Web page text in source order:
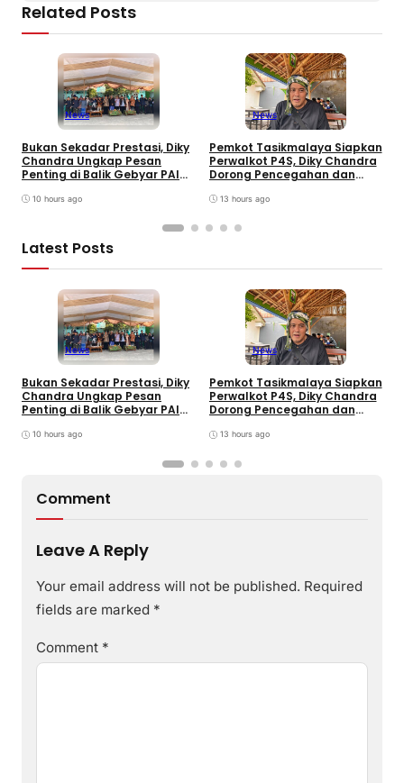
Related Posts
News
Bukan Sekadar Prestasi, Diky
Chandra Ungkap Pesan
Penting di Balik Gebyar PAI
10 hours ago
News
Pemkot Tasikmalaya Siapkan
Perwalkot P4S, Diky Chandra
Dorong Pencegahan dan
13 hours ago
Latest Posts
News
Bukan Sekadar Prestasi, Diky
Chandra Ungkap Pesan
Penting di Balik Gebyar PAI
10 hours ago
News
Pemkot Tasikmalaya Siapkan
Perwalkot P4S, Diky Chandra
Dorong Pencegahan dan
13 hours ago
Comment
Leave A Reply
Your email address will not be published. Required
fields are marked *
Comment *